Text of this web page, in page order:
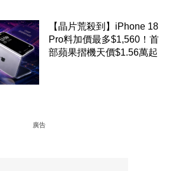
【晶片荒殺到】iPhone 18
Pro料加價最多$1,560！首
部蘋果摺機天價$1.56萬起
廣告